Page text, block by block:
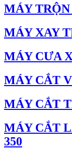
MÁY
MÁY XAY
MÁY CƯA
MÁY CẮT
MÁY CẮT
MÁY CẮT
350